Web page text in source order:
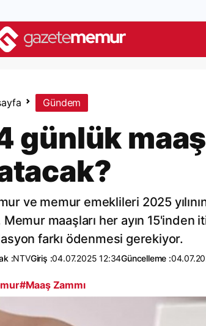
Gündem
günlük
ve memur emeklileri 2025
Memur maaşları her ayın
farkı ödenmesi gerekiyor.
:NTVGiriş :04.07.2025 12:34Güncelleme :
#Maaş Zammı